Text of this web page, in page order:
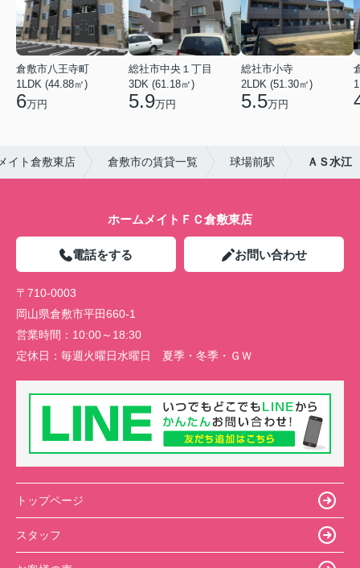
倉敷市八王寺町
1LDK (44.88㎡)
6万円
総社市中央１丁目
3DK (61.18㎡)
5.9万円
総社市小寺
2LDK (51.30㎡)
5.5万円
イト倉敷東店 倉敷市の賃貸一覧 球場前駅 ＡＳ水江
ホームメイトＦＣ倉敷東店
電話をする お問い合わせ
〒710-0003
岡山県倉敷市平田660-1
営業時間： 10:00～18:30
定休日： 毎週火曜日水曜日 夏季・冬季・ＧＷ
トップページ
スタッフ